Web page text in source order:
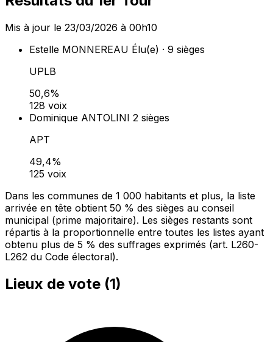
Mis à jour le 23/03/2026 à 00h10
Estelle MONNEREAU Élu(e) · 9 sièges
UPLB
50,6%
128 voix
Dominique ANTOLINI 2 sièges
APT
49,4%
125 voix
Dans les communes de 1 000 habitants et plus, la liste
arrivée en tête obtient 50 % des sièges au conseil
municipal (prime majoritaire). Les sièges restants sont
répartis à la proportionnelle entre toutes les listes ayant
obtenu plus de 5 % des suffrages exprimés (art. L260-
L262 du Code électoral).
Lieux de vote (1)